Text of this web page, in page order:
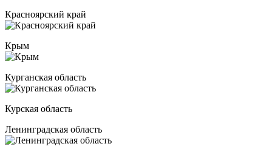
Красноярский край
Крым
Курганская область
Курская область
Ленинградская область